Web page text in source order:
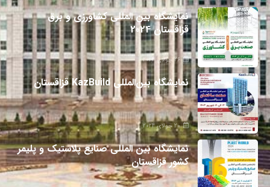
نمایشگاه بین المللی کشاورزی و برق
قزاقستان 2024
26 جولای 2024
نمایشگاه بین‌المللی KazBuild قزاقستان
20 جولای 2024
نمایشگاه بین المللی صنایع پلاستیک و پلیمر
کشور قزاقستان